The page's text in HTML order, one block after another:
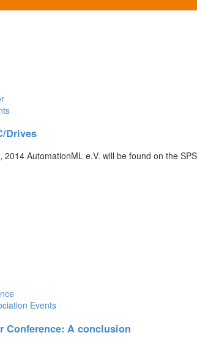
Drives
AutomationML e.V. will be found on the
Events
Conference: A conclusion